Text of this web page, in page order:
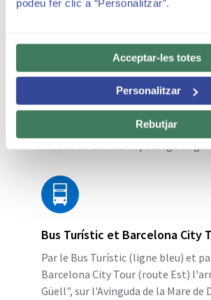
podeu fer clic a “Personalitzar”.
Acceptar-les totes
Personalitzar
Rebutjar
Les visiteurs arrivant en véhicule
disposition le parking
AvecSMOU, accédez au parking
évitez les files d'attente, payez
mobile et oubliez le passage au
Bus Turístic et Barcelona City
Par le Bus Turístic (ligne bleu) et
Barcelona City Tour (route Est)
Güell", sur l'Avinguda de la Mare de